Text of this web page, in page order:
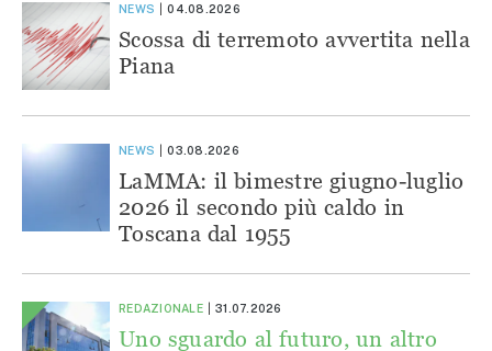
NEWS 04.08.2026
Scossa di terremoto avvertita nella
Piana
NEWS 03.08.2026
LaMMA: il bimestre giugno-luglio
2026 il secondo più caldo in
Toscana dal 1955
REDAZIONALE 31.07.2026
Uno sguardo al futuro, un altro